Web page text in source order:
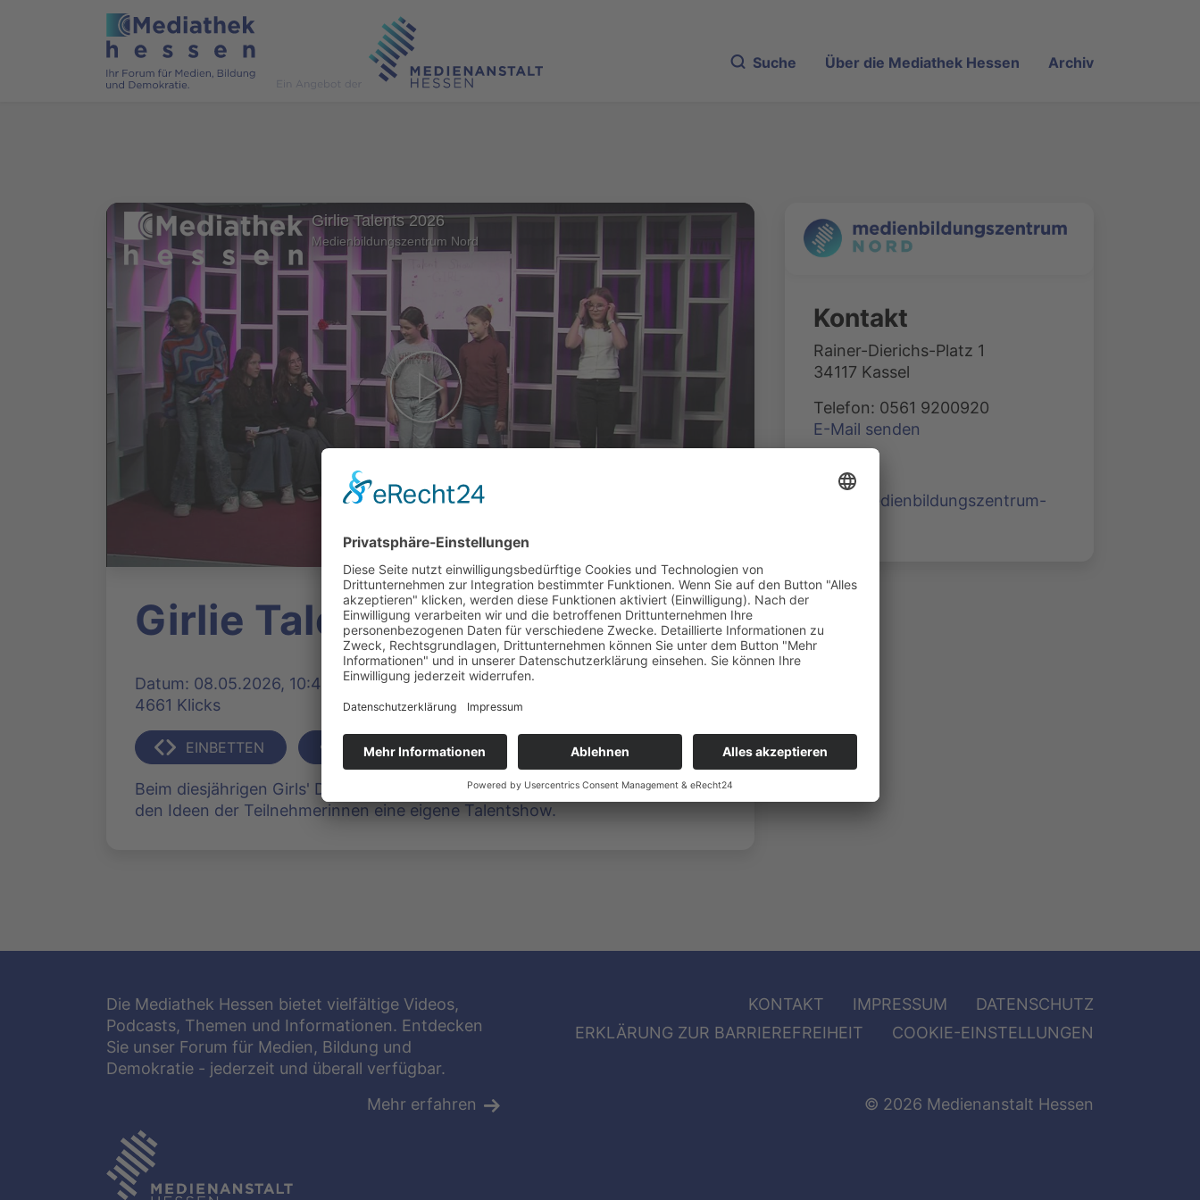
Suche Über die Mediathek Hessen Archiv
Girlie Talents 2026
Medienbildungszentrum Nord
Girlie Talents 2026
Datum: 08.05.2026, 10:43 Uhr | Produziert: Medienbildungszentrum Nord |
4661 Klicks
EINBETTEN TEILEN
Beim diesjährigen Girls' Day im Medienbildungszentrum Nord entstand aus
den Ideen der Teilnehmerinnen eine eigene Talentshow.
Kontakt
Rainer-Dierichs-Platz 1
34117 Kassel
Telefon: 0561 9200920
E-Mail senden
www.medienbildungszentrum-
Die Mediathek Hessen bietet vielfältige Videos,
Podcasts, Themen und Informationen. Entdecken
Sie unser Forum für Medien, Bildung und
Demokratie - jederzeit und überall verfügbar.
Mehr erfahren
KONTAKT IMPRESSUM
DATENSCHUTZ
ERKLÄRUNG ZUR BARRIEREFREIHEIT
COOKIE-EINSTELLUNGEN
© 2026 Medienanstalt Hessen